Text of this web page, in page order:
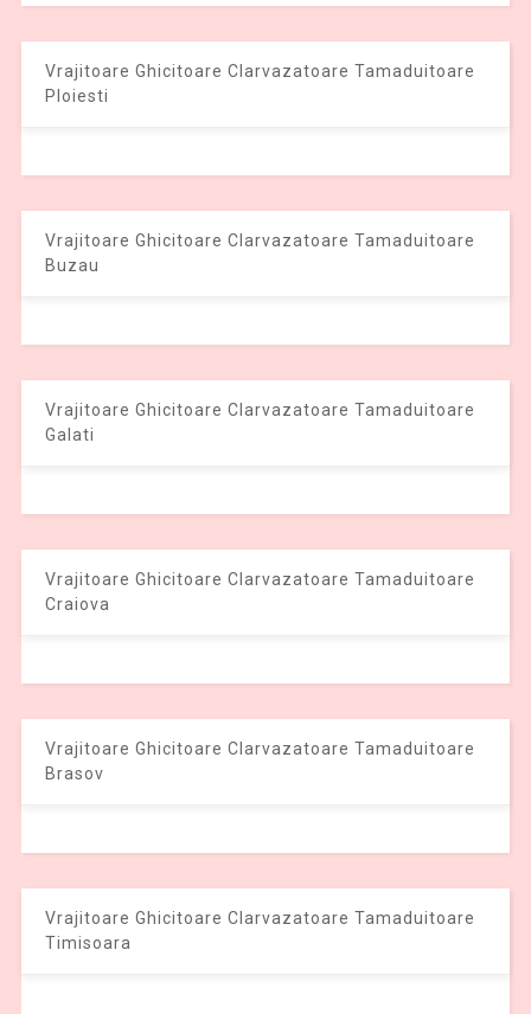
Vrajitoare Ghicitoare Clarvazatoare Tamaduitoare
Ploiesti
Vrajitoare Ghicitoare Clarvazatoare Tamaduitoare
Buzau
Vrajitoare Ghicitoare Clarvazatoare Tamaduitoare
Galati
Vrajitoare Ghicitoare Clarvazatoare Tamaduitoare
Craiova
Vrajitoare Ghicitoare Clarvazatoare Tamaduitoare
Brasov
Vrajitoare Ghicitoare Clarvazatoare Tamaduitoare
Timisoara